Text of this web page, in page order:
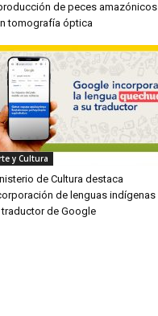
de peces amazónicos
tomografía óptica
y Cultura
de Cultura destaca
de lenguas indígenas
traductor de Google